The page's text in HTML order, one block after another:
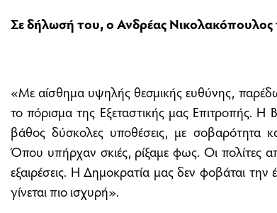
Σε δήλωσή του, ο Ανδρέας Νικολακόπουλος
«Με αίσθημα υψηλής θεσμικής ευθύνης,
το πόρισμα της Εξεταστικής μας Επιτροπής. Η
βάθος δύσκολες υποθέσεις, με σοβαρότητα
Όπου υπήρχαν σκιές, ρίξαμε φως. Οι πολίτες
εξαιρέσεις. Η Δημοκρατία μας δεν φοβάται
γίνεται πιο ισχυρή».